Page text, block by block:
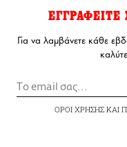
ΕΓΓΡΑΦΕΙΤΕ
Για να λαμβάνετε κάθε
ΟΡΟΙ ΧΡΗΣΗΣΚΑΙ